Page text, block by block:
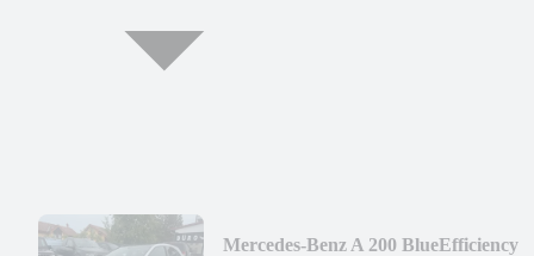
Mercedes-Benz A 200 BlueEfficiency